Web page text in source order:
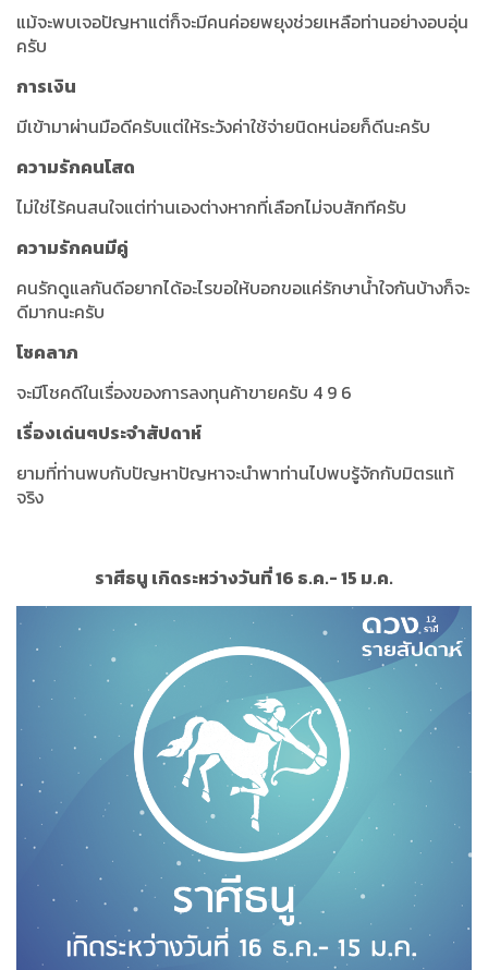
แม้จะพบเจอปัญหาแต่ก็จะมีคนค่อยพยุงช่วยเหลือท่านอย่างอบอุ่น
ครับ
การเงิน
มีเข้ามาผ่านมือดีครับแต่ให้ระวังค่าใช้จ่ายนิดหน่อยก็ดีนะครับ
ความรักคนโสด
ไม่ใช่ไร้คนสนใจแต่ท่านเองต่างหากที่เลือกไม่จบสักทีครับ
ความรักคนมีคู่
คนรักดูแลกันดีอยากได้อะไรขอให้บอกขอแค่รักษาน้ำใจกันบ้างก็จะ
ดีมากนะครับ
โชคลาภ
จะมีโชคดีในเรื่องของการลงทุนค้าขายครับ 4 9 6
เรื่องเด่นๆประจำสัปดาห์
ยามที่ท่านพบกับปัญหาปัญหาจะนำพาท่านไปพบรู้จักกับมิตรแท้
จริง
ราศีธนู เกิดระหว่างวันที่ 16 ธ.ค.- 15 ม.ค.